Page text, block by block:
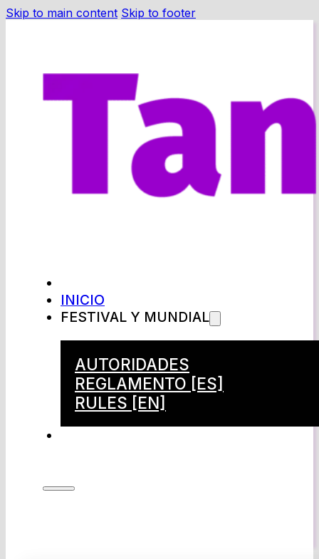
Skip to main content Skip to footer
INICIO
FESTIVAL Y MUNDIAL
AUTORIDADES
REGLAMENTO [ES]
RULES [EN]